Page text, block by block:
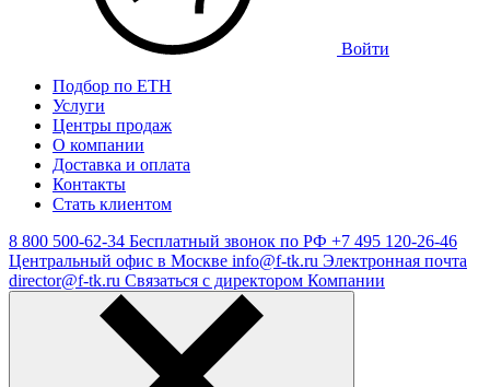
Войти
Подбор по ЕТН
Услуги
Центры продаж
О компании
Доставка и оплата
Контакты
Стать клиентом
8 800 500-62-34 Бесплатный звонок по РФ +7 495 120-26-46
Центральный офис в Москве info@f-tk.ru Электронная почта
director@f-tk.ru Связаться с директором Компании